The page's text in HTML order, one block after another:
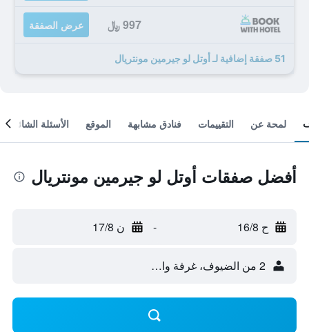
997 ﷼ عرض الصفقة
51 صفقة إضافية لـ أوتل لو جيرمين مونتريال
لمحة عن التقييمات فنادق مشابهة الموقع الأسئلة الشائعة
أفضل صفقات أوتل لو جيرمين مونتريال
ح 16/8 - ن 17/8
2 من الضيوف، غرفة واحدة